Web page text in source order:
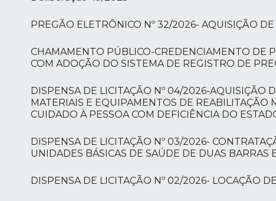
PREGÃO ELETRÔNICO Nº 32/2026- AQUISIÇÃO
CHAMAMENTO PÚBLICO-CREDENCIAMENTO DE
COM ADOÇÃO DO SISTEMA DE REGISTRO DE
DISPENSA DE LICITAÇÃO Nº 04/2026-AQUISIÇÃO
MATERIAIS E EQUIPAMENTOS DE REABILITAÇÃO
CUIDADO À PESSOA COM DEFICIÊNCIA DO
DISPENSA DE LICITAÇÃO Nº 03/2026-
UNIDADES BÁSICAS DE SAÚDE DE DUAS BARRAS
DISPENSA DE LICITAÇÃO Nº 02/2026- LOCAÇÃO